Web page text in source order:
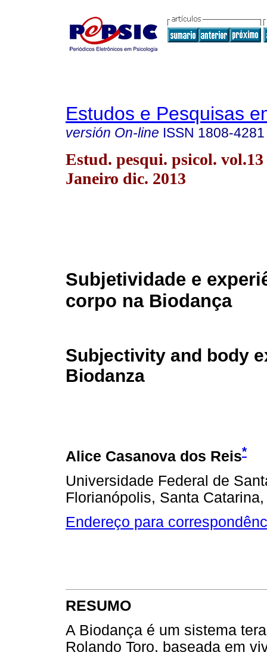
Estudos e Pesquisas
versión On-line ISSN 1808-4281
Estud. pesqui. psicol.
Janeiro dic. 2013
Subjetividade e
corpo na Biodança
Subjectivity and body
Biodanza
Alice Casanova dos Reis*
Universidade Federal de
Florianópolis, Santa
Endereço para
RESUMO
A Biodança é um sistema
Rolando Toro, baseada em